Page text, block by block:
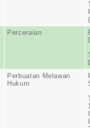
Perceraian
Perbuatan Melawan
Hukum